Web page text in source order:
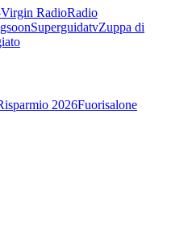
Virgin RadioRadio
SuperguidatvZuppa di
2026Fuorisalone